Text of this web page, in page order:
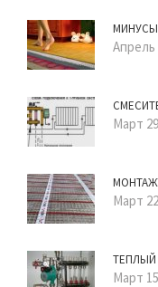
Апрель
Март
МОНТАЖ
Март
Март